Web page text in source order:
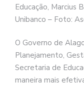
Educação, Marcius
Unibanco – Foto:
O Governo de
Planejamento,
Secretaria de
maneira mais